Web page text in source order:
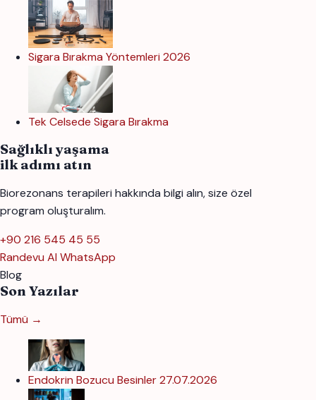
Sigara Bırakma Yöntemleri 2026
Tek Celsede Sigara Bırakma
Sağlıklı yaşama
ilk adımı atın
Biorezonans terapileri hakkında bilgi alın, size özel
program oluşturalım.
+90 216 545 45 55
Randevu Al WhatsApp
Blog
Son Yazılar
Tümü →
Endokrin Bozucu Besinler27.07.2026